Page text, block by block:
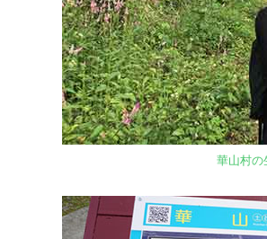
華山村の